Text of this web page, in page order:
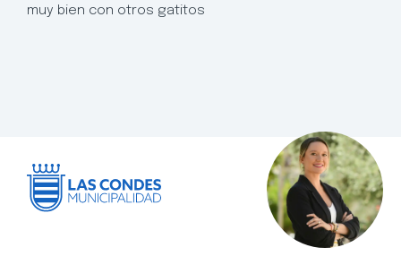
muy bien con otros gatitos